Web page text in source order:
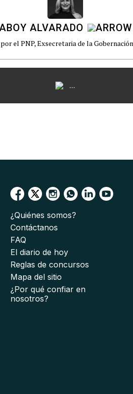
ALVARADO
el PNP, Exsecretaria de la
...
¿Quiénes somos?
Contáctanos
FAQ
El diario de hoy
Reglas de concursos
Mapa del sitio
¿Por qué confiar en
nosotros?